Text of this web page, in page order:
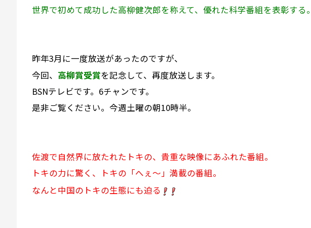
世界で初めて成功した高柳健次郎を称えて、 優れた科学番組を表彰する
昨年3月に一度放送があったのですが、
今回、 高柳賞受賞を記念して、再度放送します。
BSNテレビです。6チャンです。
是非ご覧ください。今週土曜の朝10時半。
佐渡で自然界に放たれたトキの、貴重な映像にあふれた番組。
トキの力に驚く、トキの「へぇ～」満載の番組。
なんと中国のトキの生態にも迫る